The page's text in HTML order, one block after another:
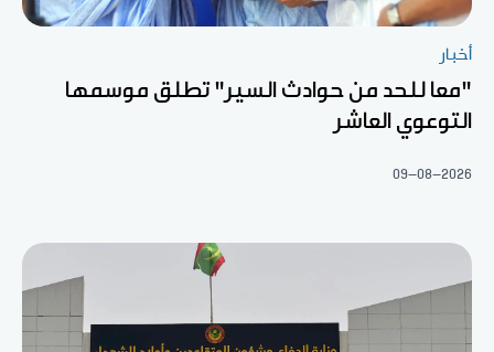
أخبار
"معا للحد من حوادث السير" تطلق موسمها
التوعوي العاشر
09-08-2026